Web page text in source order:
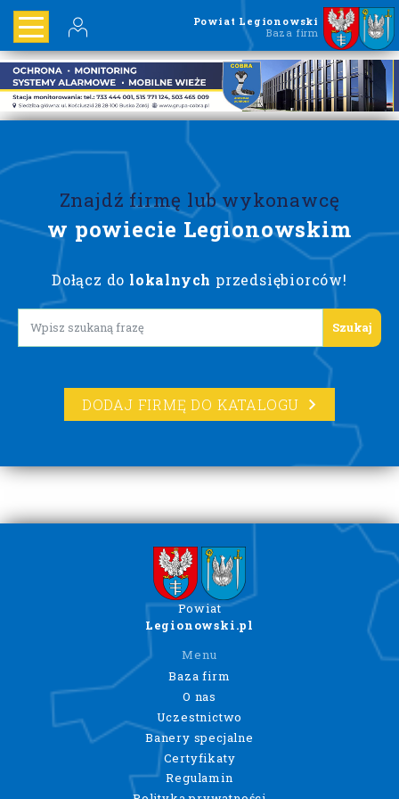
Powiat Legionowski
Baza firm
Znajdź firmę lub wykonawcę
w powiecie Legionowskim
Dołącz do lokalnych przedsiębiorców!
Lorem ipsum
DODAJ FIRMĘ DO KATALOGU
Powiat
Legionowski.pl
Menu
Baza firm
O nas
Uczestnictwo
Banery specjalne
Certyfikaty
Regulamin